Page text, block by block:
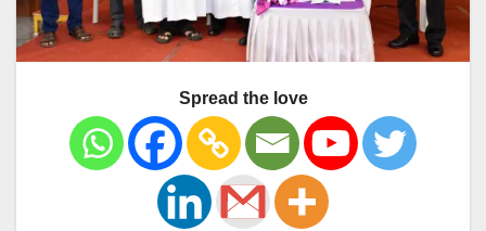
Spread the love